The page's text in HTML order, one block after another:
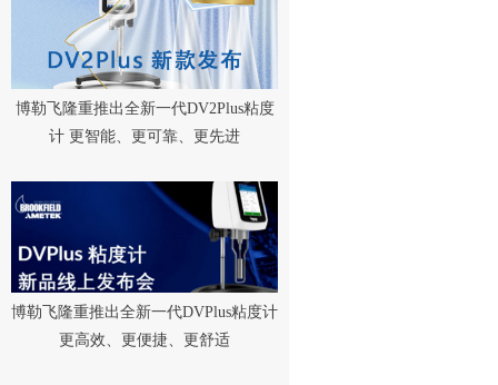
博勒飞隆重推出全新一代DV2Plus粘度
计 更智能、更可靠、更先进
博勒飞隆重推出全新一代DVPlus粘度计
更高效、更便捷、更舒适